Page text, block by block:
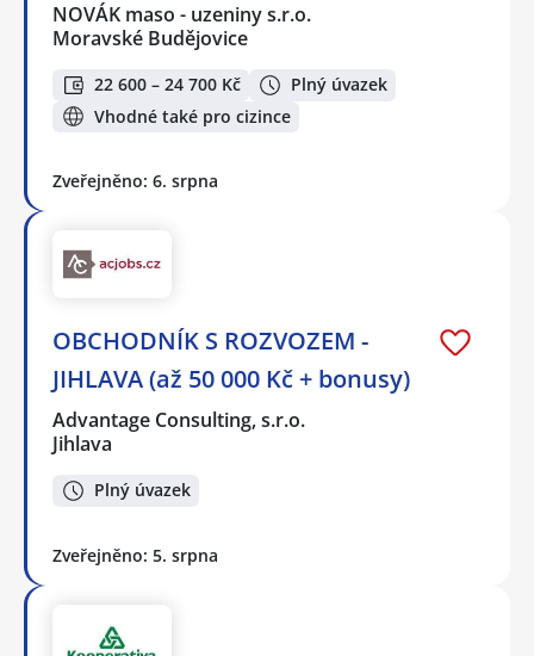
NOVÁK maso - uzeniny s.r.o.
Moravské Budějovice
22 600 – 24 700 Kč
Plný úvazek
Vhodné také pro cizince
Zveřejněno: 6. srpna
OBCHODNÍK S ROZVOZEM -
JIHLAVA (až 50 000 Kč + bonusy)
Advantage Consulting, s.r.o.
Jihlava
Plný úvazek
Zveřejněno: 5. srpna